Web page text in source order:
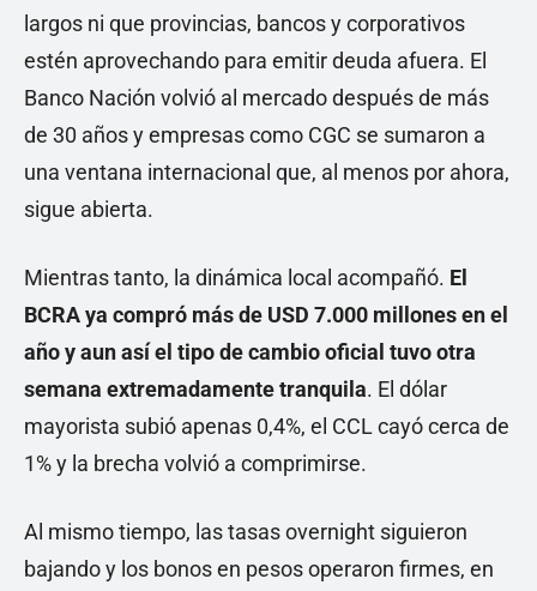
largos ni que provincias, bancos y corporativos
estén aprovechando para emitir deuda afuera. El
Banco Nación volvió al mercado después de más
de 30 años y empresas como CGC se sumaron a
una ventana internacional que, al menos por ahora,
sigue abierta.
Mientras tanto, la dinámica local acompañó. El
BCRA ya compró más de USD 7.000 millones en el
año y aun así el tipo de cambio oficial tuvo otra
semana extremadamente tranquila. El dólar
mayorista subió apenas 0,4%, el CCL cayó cerca de
1% y la brecha volvió a comprimirse.
Al mismo tiempo, las tasas overnight siguieron
bajando y los bonos en pesos operaron firmes, en